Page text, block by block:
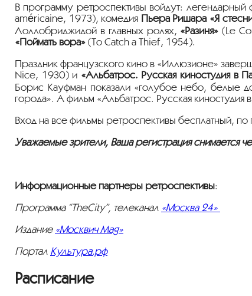
В программу ретроспективы войдут: легендарный
américaine, 1973), комедия Пьера Ришара «Я
Лоллобриджидой в главных ролях, «Разиня» (Le
«Поймать вора» (To Catch a Thief, 1954).
Праздник французского кино в «Иллюзионе»
Nice, 1930) и «Альбатрос. Русская киностудия в
Борис Кауфман показали «голубое небо, белые
города». А фильм «Альбатрос. Русская киностудия
Вход на все фильмы ретроспективы бесплатный, по
Уважаемые зрители, Ваша регистрация снимается
Информационные партнеры ретроспективы:
Программа “TheСity”, телеканал «Москва 24»
Издание «Москвич Mag»
Портал Культура.рф
Расписание